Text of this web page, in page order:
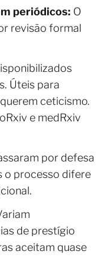
periódicos: O
revisão formal
Úteis para
ceticismo.
e medRxiv
por defesa
o processo difere
de prestígio
aceitam quase